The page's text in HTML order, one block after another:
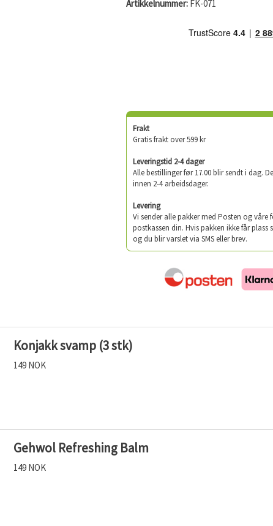
Artikkelnummer: FK-071
Frakt
Gratis frakt over 599 kr
Leveringstid 2-4 dager
Alle bestillinger før 17.00 blir sendt i dag.
innen 2-4 arbeidsdager.
Levering
Vi sender alle pakker med Posten og våre
postkassen din. Hvis pakken ikke får
og du blir varslet via SMS eller brev.
Konjakk svamp (3 stk)
149 NOK
Gehwol Refreshing Balm
149 NOK